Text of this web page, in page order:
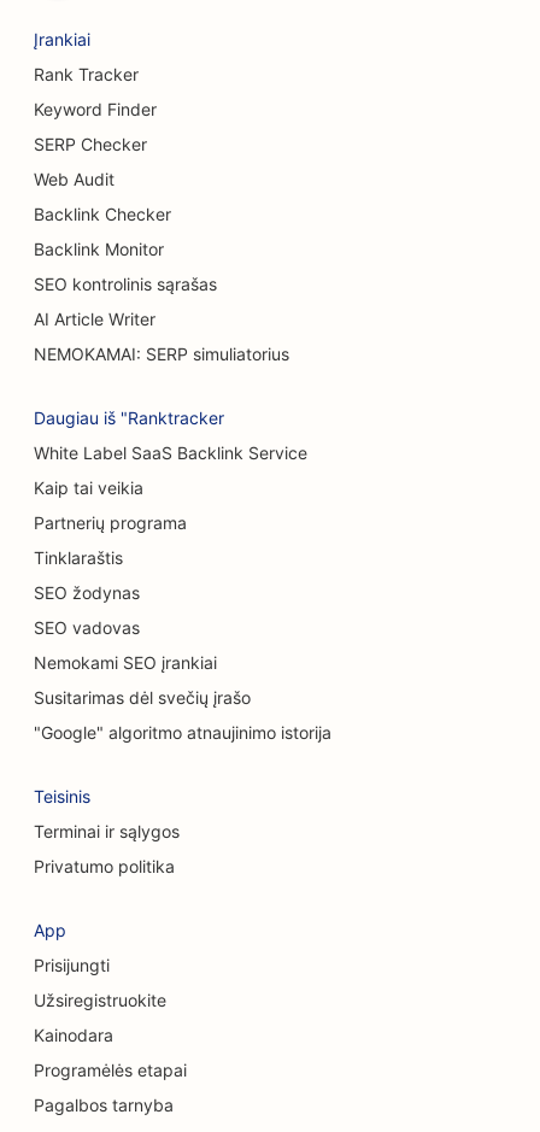
SEO krūtų didinimo paslaugoms
SEO švediško stalo restoranams
SEO mėsainių sunkvežimiams
SEO kavinėms
SEO tortų parduotuvėms
SEO automobilių salonams
Valymo paslaugų SEO
SEO chiropraktikams
SEO kačių kavinėms
Cheminio šveitimo paslaugų SEO
SEO drabužių parduotuvėms
SEO kavos parduotuvėms
SEO kosmetikos chirurgams
SEO konsultacinėms įmonėms
Delis SEO
SEO skolų konsultavimo paslaugoms
Valiutos keitimo paslaugų SEO
Įrankiai
Rank Tracker
Keyword Finder
SERP Checker
Web Audit
Backlink Checker
Backlink Monitor
SEO kontrolinis sąrašas
AI Article Writer
NEMOKAMAI: SERP simuliatorius
Daugiau iš "Ranktracker
White Label SaaS Backlink Service
Kaip tai veikia
Partnerių programa
Tinklaraštis
SEO žodynas
SEO vadovas
Nemokami SEO įrankiai
Susitarimas dėl svečių įrašo
"Google" algoritmo atnaujinimo istorija
Teisinis
Terminai ir sąlygos
Privatumo politika
App
Prisijungti
Užsiregistruokite
Kainodara
Programėlės etapai
Pagalbos tarnyba